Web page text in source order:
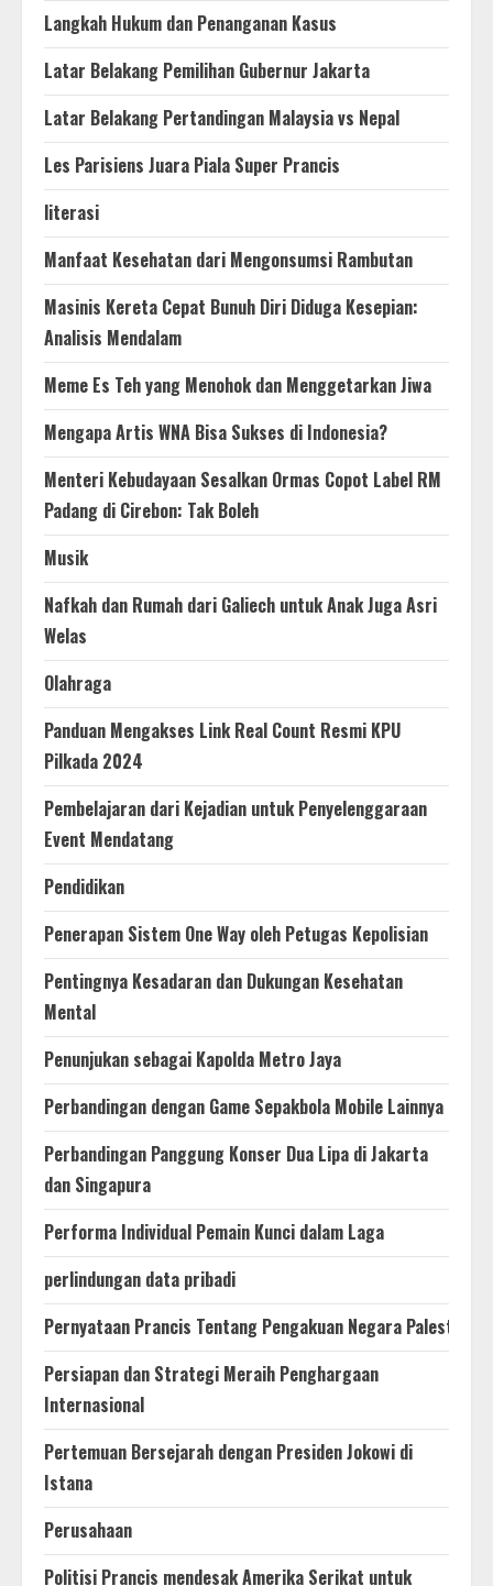
Langkah Hukum dan Penanganan Kasus
Latar Belakang Pemilihan Gubernur Jakarta
Latar Belakang Pertandingan Malaysia vs Nepal
Les Parisiens Juara Piala Super Prancis
literasi
Manfaat Kesehatan dari Mengonsumsi Rambutan
Masinis Kereta Cepat Bunuh Diri Diduga Kesepian:
Analisis Mendalam
Meme Es Teh yang Menohok dan Menggetarkan Jiwa
Mengapa Artis WNA Bisa Sukses di Indonesia?
Menteri Kebudayaan Sesalkan Ormas Copot Label RM
Padang di Cirebon: Tak Boleh
Musik
Nafkah dan Rumah dari Galiech untuk Anak Juga Asri
Welas
Olahraga
Panduan Mengakses Link Real Count Resmi KPU
Pilkada 2024
Pembelajaran dari Kejadian untuk Penyelenggaraan
Event Mendatang
Pendidikan
Penerapan Sistem One Way oleh Petugas Kepolisian
Pentingnya Kesadaran dan Dukungan Kesehatan
Mental
Penunjukan sebagai Kapolda Metro Jaya
Perbandingan dengan Game Sepakbola Mobile Lainnya
Perbandingan Panggung Konser Dua Lipa di Jakarta
dan Singapura
Performa Individual Pemain Kunci dalam Laga
perlindungan data pribadi
Pernyataan Prancis Tentang Pengakuan Negara Palestina
Persiapan dan Strategi Meraih Penghargaan
Internasional
Pertemuan Bersejarah dengan Presiden Jokowi di
Istana
Perusahaan
Politisi Prancis mendesak Amerika Serikat untuk